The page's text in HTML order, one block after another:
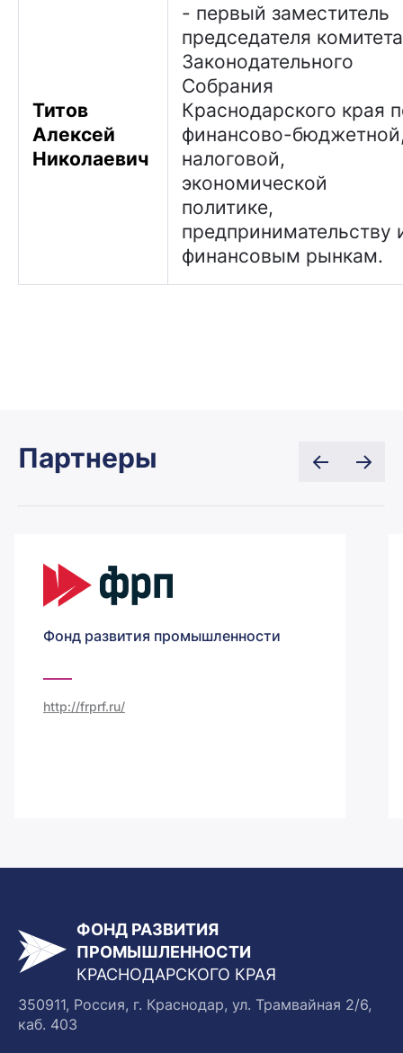
Титов
Алексей
Николаевич
- первый заместитель
председателя комитета
Законодательного
Собрания
Краснодарского края
финансово-
налоговой,
экономической
политике,
предпринимательству
финансовым рынкам.
Партнеры
Фонд развития промышленности
http://frprf.ru/
ФОНД РАЗВИТИЯ
ПРОМЫШЛЕННОСТИ
КРАСНОДАРСКОГО КРАЯ
350911, Россия, г. Краснодар, ул. Трамвайная 2/6,
каб. 403